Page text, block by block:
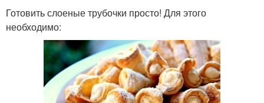
Готовить слоеные трубочки просто! Для этого
необходимо: